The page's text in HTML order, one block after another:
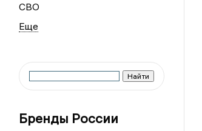
СВО
Бренды России